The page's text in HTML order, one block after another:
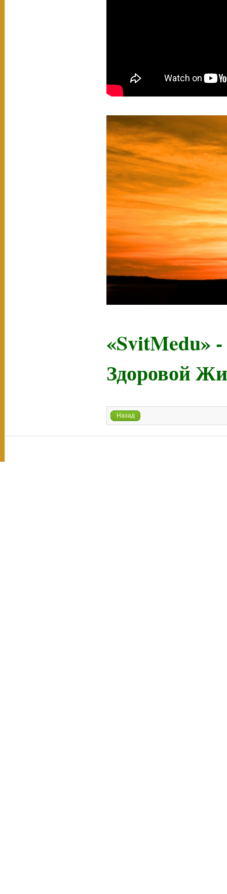
«SvitMedu»
Здоровой
Назад